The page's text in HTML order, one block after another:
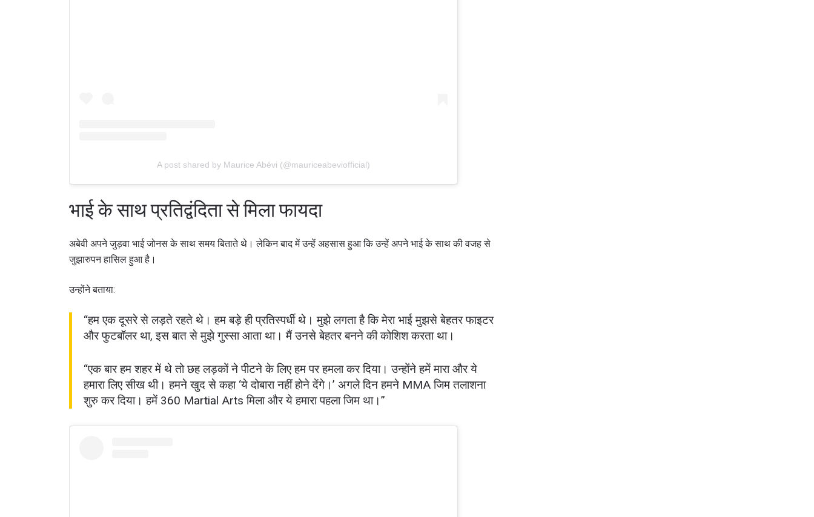
A post shared by Maurice Abévi (@mauriceabeviofficial)
भाई के साथ प्रतिद्वंदिता से मिला फायदा
अबेवी अपने जुड़वा भाई जोनस के साथ समय बिताते थे। लेकिन बाद में उन्हें अहसास हुआ कि उन्हें अपने भाई के साथ की वजह से
जुझारुपन हासिल हुआ है।
उन्होंने बताया:
“हम एक दूसरे से लड़ते रहते थे। हम बड़े ही प्रतिस्पर्धी थे। मुझे लगता है कि मेरा भाई मुझसे बेहतर फाइटर
और फुटबॉलर था, इस बात से मुझे गुस्सा आता था। मैं उनसे बेहतर बनने की कोशिश करता था।
“एक बार हम शहर में थे तो छह लड़कों ने पीटने के लिए हम पर हमला कर दिया। उन्होंने हमें मारा और ये
हमारा लिए सीख थी। हमने खुद से कहा ‘ये दोबारा नहीं होने देंगे।’ अगले दिन हमने MMA जिम तलाशना
शुरु कर दिया। हमें 360 Martial Arts मिला और ये हमारा पहला जिम था।”
हाइलाइट्स देखें
STAY IN THE KNOW
नाम
सदस्यता लें
your information under ourPrivacy Policy. You may unsubscribe from these